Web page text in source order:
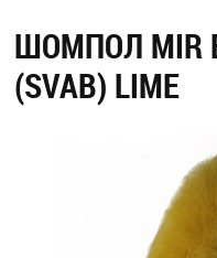
ШОМПОЛ MIR
(SVAB) LIME